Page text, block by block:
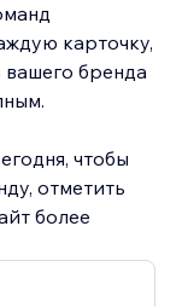
карточку,
вашего бренда
чтобы
отметить
более